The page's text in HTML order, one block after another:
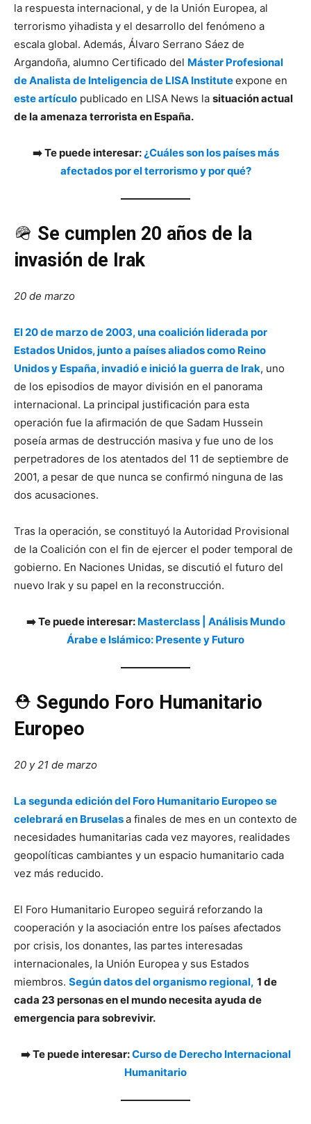
la respuesta internacional, y de la Unión Europea, al
terrorismo yihadista y el desarrollo del fenómeno a
escala global. Además, Álvaro Serrano Sáez de
Argandoña, alumno Certificado del Máster Profesional
de Analista de Inteligencia de LISA Instituteexpone en
este artículo publicado en LISA News la situación actual
de la amenaza terrorista en España.
➡️ Te puede interesar: ¿Cuáles son los países más
afectados por el terrorismo y por qué?
🪖 Se cumplen 20 años de la
invasión de Irak
20 de marzo
El 20 de marzo de 2003, una coalición liderada por
Estados Unidos, junto a países aliados como Reino
Unidos y España, invadió e inició la guerra de Irak, uno
de los episodios de mayor división en el panorama
internacional. La principal justificación para esta
operación fue la afirmación de que Sadam Hussein
poseía armas de destrucción masiva y fue uno de los
perpetradores de los atentados del 11 de septiembre de
2001, a pesar de que nunca se confirmó ninguna de las
dos acusaciones.
Tras la operación, se constituyó la Autoridad Provisional
de la Coalición con el fin de ejercer el poder temporal de
gobierno. En Naciones Unidas, se discutió el futuro del
nuevo Irak y su papel en la reconstrucción.
➡️ Te puede interesar: Masterclass | Análisis Mundo
Árabe e Islámico: Presente y Futuro
⛑️ Segundo Foro Humanitario
Europeo
20 y 21 de marzo
La segunda edición del Foro Humanitario Europeo se
celebrará en Bruselasa finales de mes en un contexto de
necesidades humanitarias cada vez mayores, realidades
geopolíticas cambiantes y un espacio humanitario cada
vez más reducido.
El Foro Humanitario Europeo seguirá reforzando la
cooperación y la asociación entre los países afectados
por crisis, los donantes, las partes interesadas
internacionales, la Unión Europea y sus Estados
miembros. Según datos del organismo regional, 1 de
cada 23 personas en el mundo necesita ayuda de
emergencia para sobrevivir.
➡️ Te puede interesar:Curso de Derecho Internacional
Humanitario